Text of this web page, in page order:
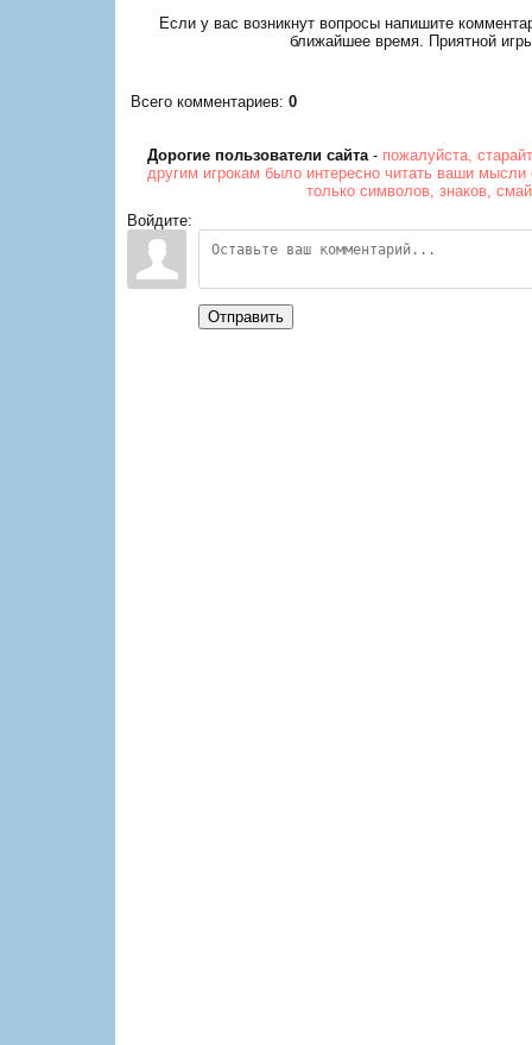
Если у вас возникнут вопросы напишите
ближайшее время. Приятной
Всего комментариев: 0
Дорогие пользователи сайта- пожалуйста,
другим игрокам было интересно читать ваши
только символов, знаков,
Войдите:
Отправить